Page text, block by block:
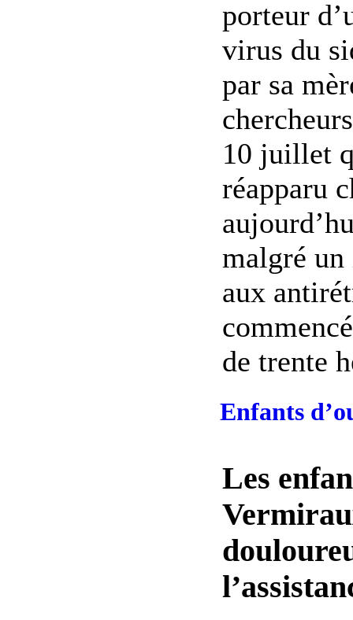
porteur
virus du
par sa
10 juillet
réapparu
malgré un
aux
de trente
Enfants
Les